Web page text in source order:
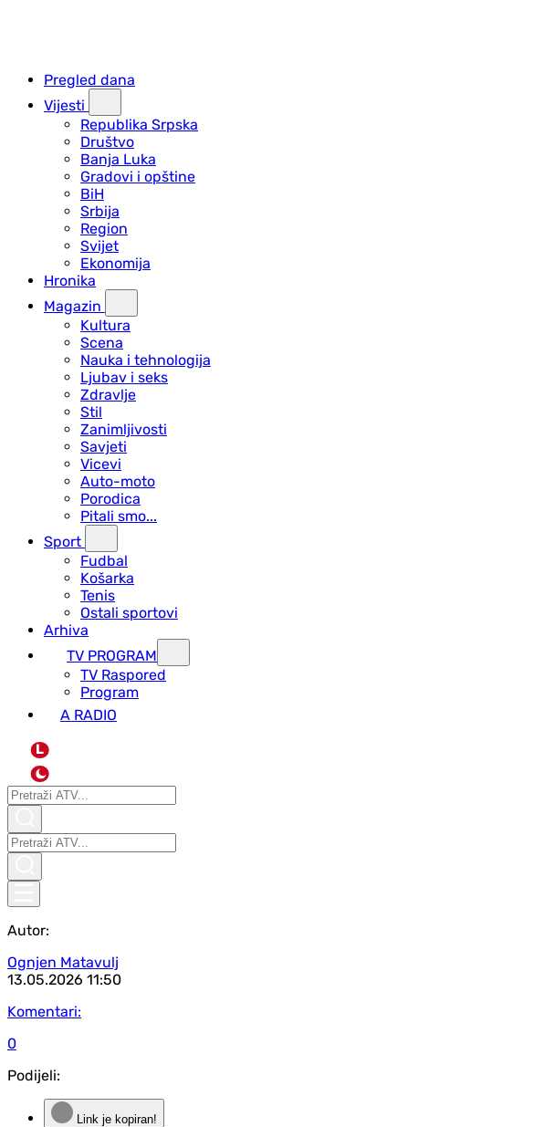
Pregled dana
Vijesti
Republika Srpska
Društvo
Banja Luka
Gradovi i opštine
BiH
Srbija
Region
Svijet
Ekonomija
Hronika
Magazin
Kultura
Scena
Nauka i tehnologija
Ljubav i seks
Zdravlje
Stil
Zanimljivosti
Savjeti
Vicevi
Auto-moto
Porodica
Pitali smo...
Sport
Fudbal
Košarka
Tenis
Ostali sportovi
Arhiva
TV PROGRAM
ТV Raspored
Program
A RADIO
L
Autor:
Ognjen Matavulj
13.05.2026 11:50
Komentari:
0
Podijeli:
Link je kopiran!